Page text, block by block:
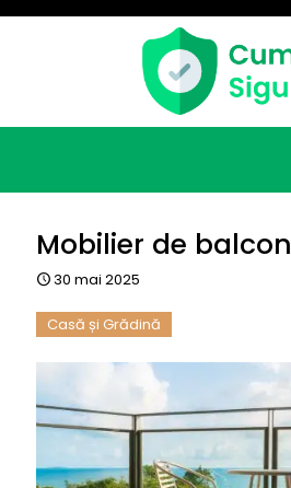
Mobilier de balcon
30 mai 2025
Casă și Grădină